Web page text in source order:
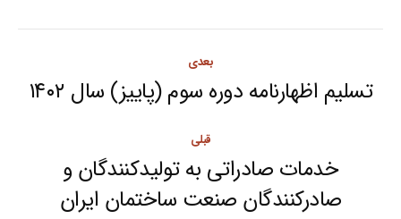
navigation
قبلی
Previous
post:
خدمات صادراتی به تولیدکنندگان و
صادرکنندگان صنعت ساختمان ایران
بعدی
Next
تسلیم اظهارنامه دوره سوم (پاییز) سال ۱۴۰۲